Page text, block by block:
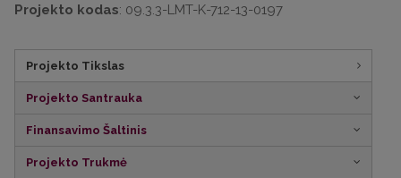
Projekto kodas: 09.3.3-LMT-K-712-13-0197
Projekto Tikslas
Projekto Santrauka
Finansavimo Šaltinis
Projekto Trukmė